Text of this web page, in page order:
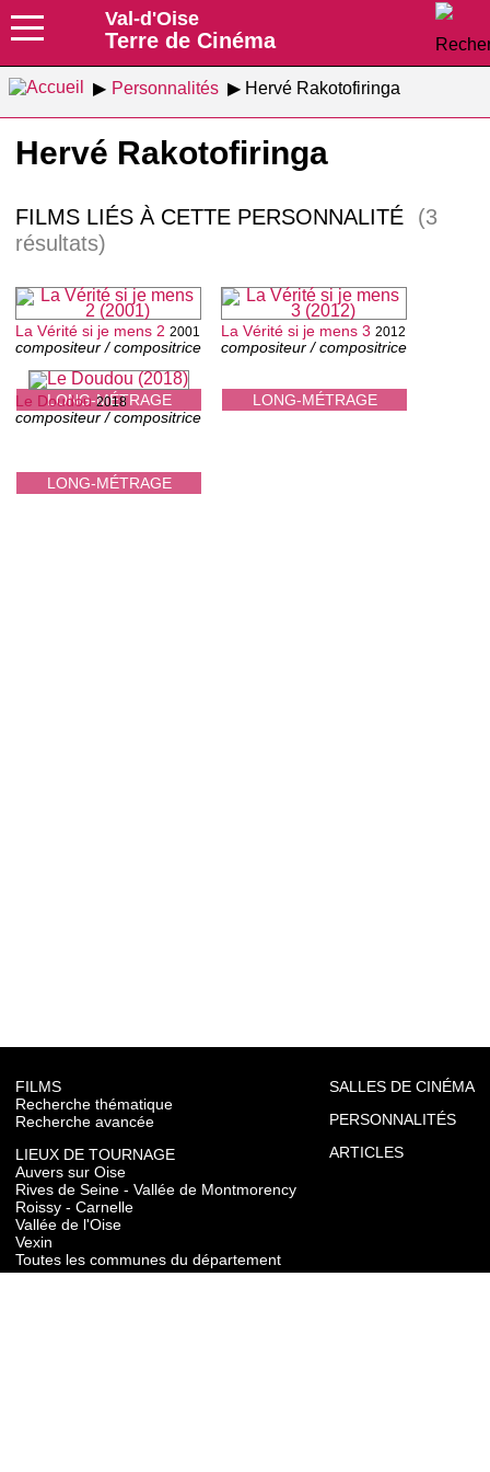
Val-d'Oise
Terre de Cinéma
Personnalités Hervé Rakotofiringa
Hervé Rakotofiringa
FILMS LIÉS À CETTE PERSONNALITÉ
(3
résultats)
LONG-MÉTRAGE
La Vérité si je mens 2 2001
compositeur / compositrice
LONG-MÉTRAGE
La Vérité si je mens 3 2012
compositeur / compositrice
LONG-MÉTRAGE
Le Doudou 2018
compositeur / compositrice
FILMS
Recherche thématique
Recherche avancée
LIEUX DE TOURNAGE
Auvers sur Oise
Rives de Seine - Vallée de Montmorency
Roissy - Carnelle
Vallée de l'Oise
Vexin
Toutes les communes du département
SALLES DE CINÉMA
PERSONNALITÉS
ARTICLES